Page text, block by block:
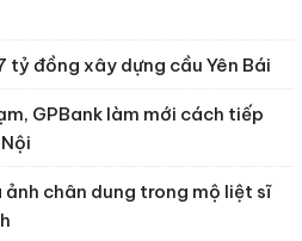
tỷ đồng xây dựng cầu Yên Bái
GPBank làm mới cách tiếp
chân dung trong mộ liệt sĩ